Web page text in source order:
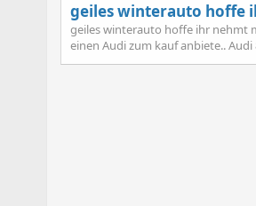
geiles winterauto hoffe
geiles winterauto hoffe ihr nehmt
einen Audi zum kauf anbiete.. Audi